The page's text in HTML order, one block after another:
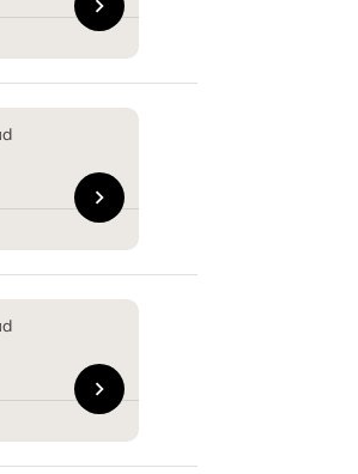
chevron_right
chevron_right
chevron_right